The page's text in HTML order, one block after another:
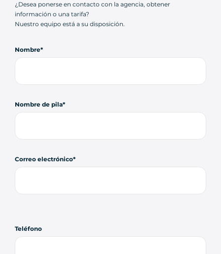
¿Desea ponerse en contacto con la agencia, obtener
información o una tarifa?
Nuestro equipo está a su disposición.
Nombre
Nombre de pila
Correo electrónico
Teléfono